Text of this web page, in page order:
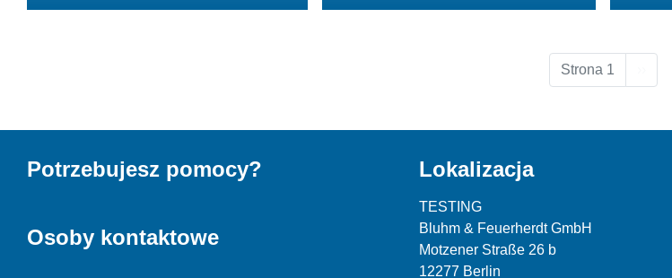
Strona 1
Potrzebujesz pomocy?
Osoby kontaktowe
Lokalizacja
TESTING
Bluhm & Feuerherdt GmbH
Motzener Straße 26 b
12277 Berlin